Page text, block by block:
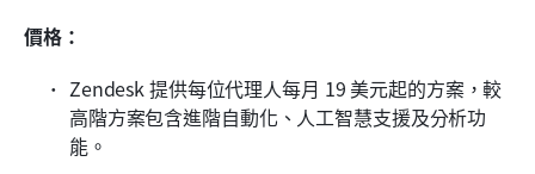
價格：
Zendesk 提供每位代理人每月 19 美元起的方案，較
高階方案包含進階自動化、人工智慧支援及分析功
能。